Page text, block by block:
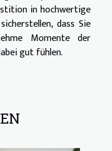
in hochwertige
dass Sie
Momente der
gut fühlen.